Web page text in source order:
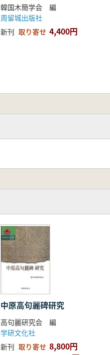
韓国木簡学会 編
周留城出版社
新刊 取り寄せ 4,400円
中原高句麗碑研究
高句麗研究会 編
学研文化社
新刊 取り寄せ 8,800円